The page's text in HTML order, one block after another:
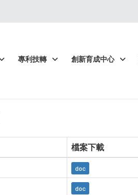
專利技轉 創新育成中心
檔案下載
doc
doc